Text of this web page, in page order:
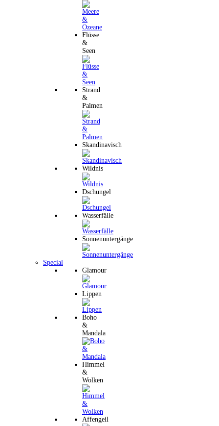
Flüsse
&
Seen
Strand
&
Palmen
Skandinavisch
Wildnis
Dschungel
Wasserfälle
Sonnenuntergänge
Special
Glamour
Lippen
Boho
&
Mandala
Himmel
&
Wolken
Affengeil